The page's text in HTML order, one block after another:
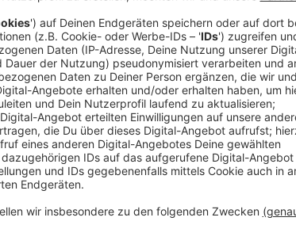
Idee hinter dem Projekt
Anzeige
Jeden Dienstag um 11:00 Uhr können alle, die Lust
Initiative richtet sich besonders an alleinstehende
Möglichkeit zu geben, gemeinschaftlich in den Tag